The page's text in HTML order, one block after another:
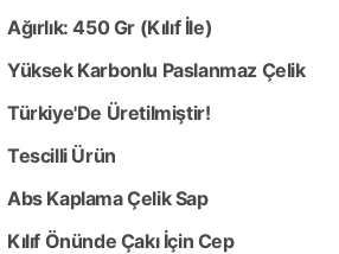
Ağırlık: 450 Gr (Kılıf İle)
Yüksek Karbonlu Paslanmaz Çelik
Türkiye'De Üretilmiştir!
Tescilli Ürün
Abs Kaplama Çelik Sap
Kılıf Önünde Çakı İçin Cep